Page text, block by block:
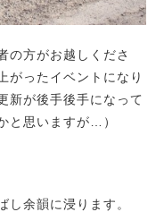
の方がお越しくださ
がったイベントになり
新が後手後手になって
と思いますが…）
し余韻に浸ります。